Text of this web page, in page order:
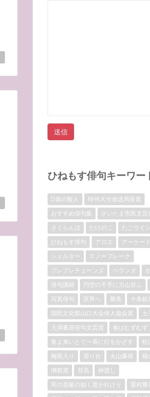
ひねもす俳句キーワー
D坂の殺人
NHK大分放送局長賞
おすすめ俳句集
さいたま市民文
さくらんぼ
たけのこ
たこウイ
ひねもす俳句
アロエ アーケード
シェルター
スノーフレーク
プレプレチューンズ
ベランダ
俳句講師
円空の千手に力山笑ふ
写真俳句
冥界へ 勝美 十条銀
国民文化祭山口大会俳人協会賞
土
天満書房俳句文芸賞
春はむずむず
春よ来いとて一斉に灯をかざす
松
梅雨入り
滑り台 火山爆発 猫
獺祭賞
登高
神渡し
筍の首級の如く置かれけり
粟村勝